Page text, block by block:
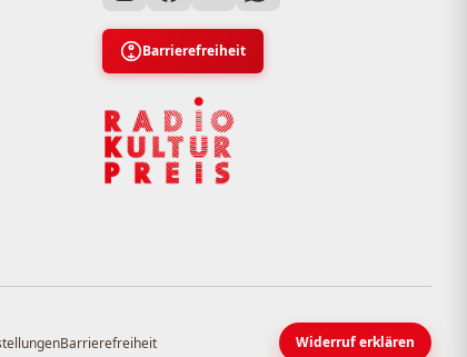
Barrierefreiheit
Barrierefreiheit Widerruf erklären